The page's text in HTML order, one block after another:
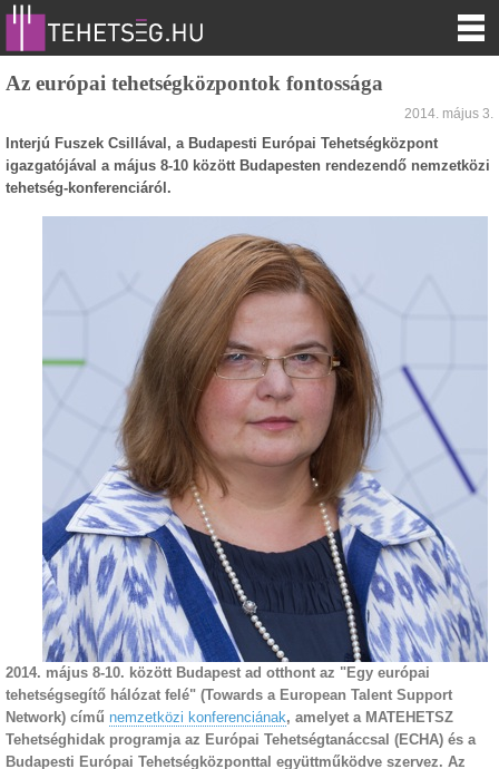
Az európai tehetségközpontok fontossága
2014. május 3.
Interjú Fuszek Csillával, a Budapesti Európai Tehetségközpont
igazgatójával a május 8-10 között Budapesten rendezendő nemzetközi
tehetség-konferenciáról.
2014. május 8-10. között Budapest ad otthont az "Egy európai
tehetségsegítő hálózat felé" (Towards a European Talent Support
Network) című nemzetközi konferenciának, amelyet a MATEHETSZ
Tehetséghidak programja az Európai Tehetségtanáccsal (ECHA) és a
Budapesti Európai Tehetségközponttal együttműködve szervez. Az